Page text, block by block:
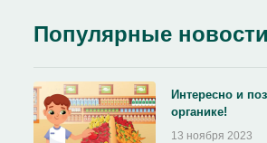
Популярные новости
Интересно и
органике!
13 ноября 2023